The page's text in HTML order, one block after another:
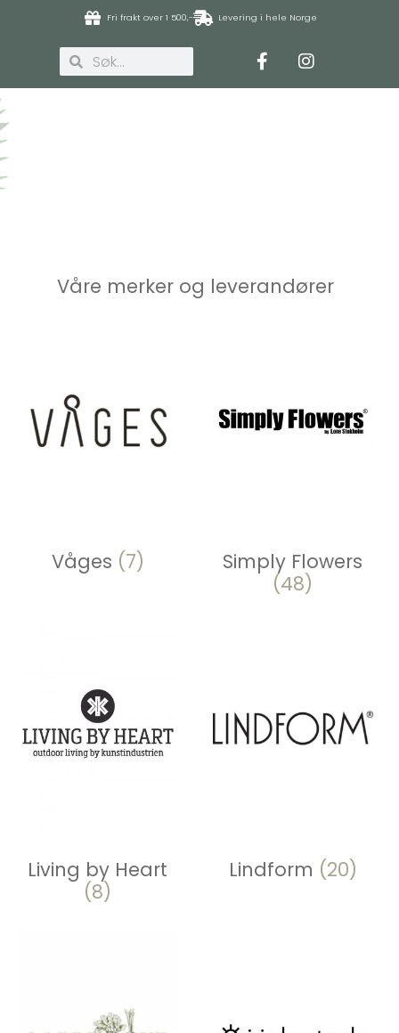
Fri frakt over 1 500,- Levering i hele Norge
Våre merker og leverandører
Våges (7)
Simply Flowers
(48)
Living by Heart
(8)
Lindform (20)